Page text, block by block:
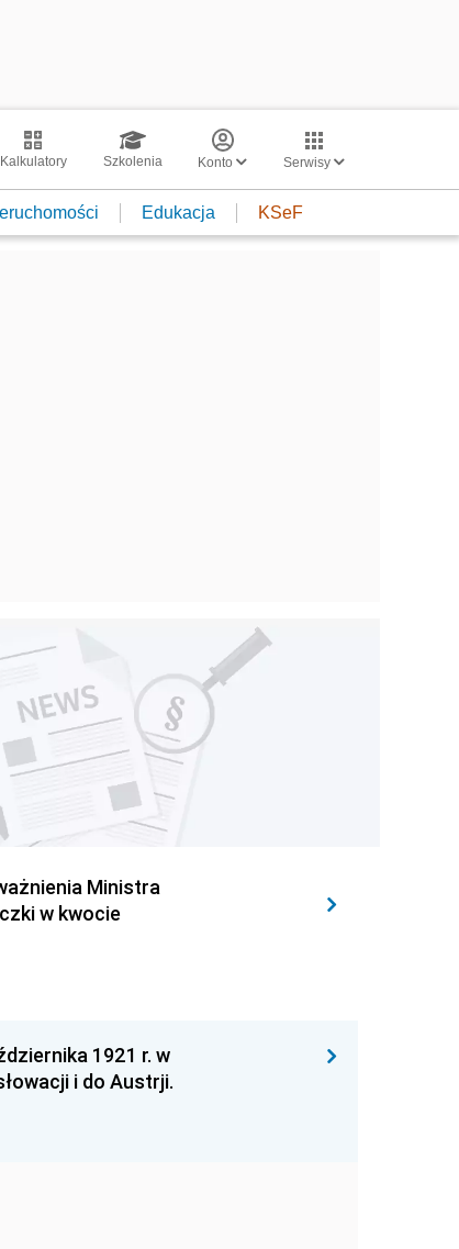
Kalkulatory Szkolenia Konto Serwisy
Edukacja KSeF
Ministra
w kwocie
1921 r. w
i do Austrji.